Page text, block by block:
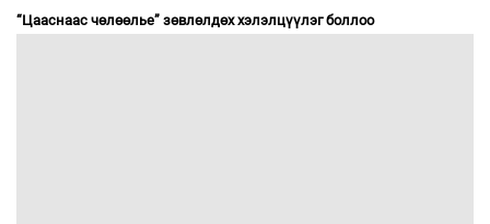
“Цааснаас чөлөөлье” зөвлөлдөх хэлэлцүүлэг боллоо